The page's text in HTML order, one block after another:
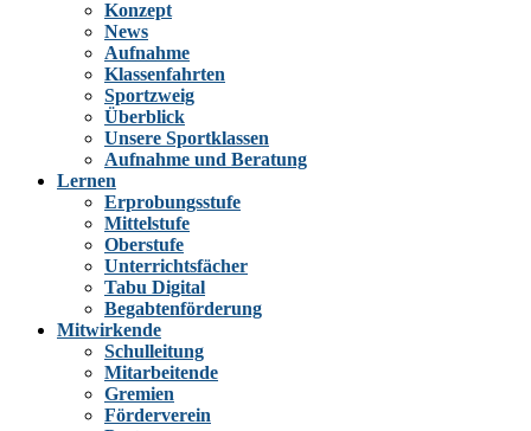
Konzept
News
Aufnahme
Klassenfahrten
Sportzweig
Überblick
Unsere Sportklassen
Aufnahme und Beratung
Lernen
Erprobungsstufe
Mittelstufe
Oberstufe
Unterrichtsfächer
Tabu Digital
Begabtenförderung
Mitwirkende
Schulleitung
Mitarbeitende
Gremien
Förderverein